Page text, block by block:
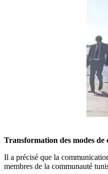
Transformation des modes de
Il a précisé que la
membres de la communauté